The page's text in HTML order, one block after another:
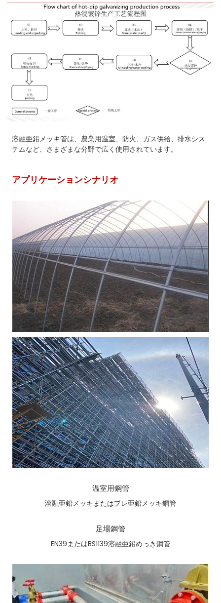
溶融亜鉛メッキ管は、農業用温室、防火、ガス供給、排水シス
テムなど、さまざまな分野で広く使用されています。
アプリケーションシナリオ
温室用鋼管
溶融亜鉛メッキまたはプレ亜鉛メッキ鋼管
足場鋼管
EN39またはBS1139溶融亜鉛めっき鋼管